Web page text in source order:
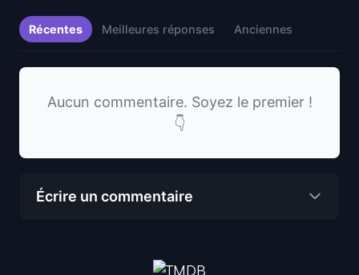
Récentes Meilleures réponses Anciennes
Aucun commentaire. Soyez le premier !
👇
Écrire un commentaire